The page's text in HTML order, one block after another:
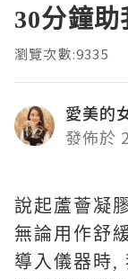
30分鐘
瀏覽次數:9335
愛美的
發佈於
說起蘆薈凝
無論用作舒
導入儀器時,